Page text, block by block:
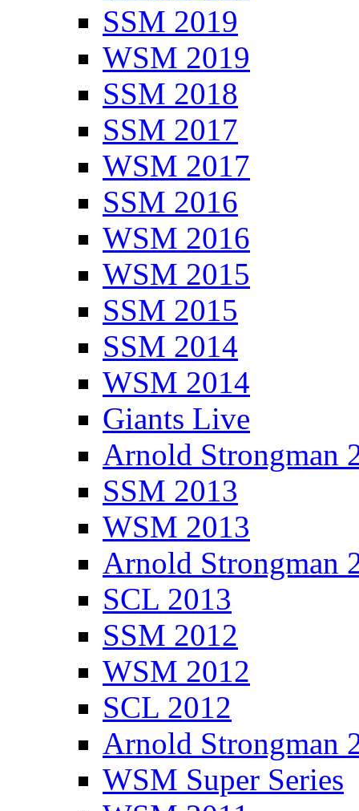
SSM 2019
WSM 2019
SSM 2018
SSM 2017
WSM 2017
SSM 2016
WSM 2016
WSM 2015
SSM 2015
SSM 2014
WSM 2014
Giants Live
Arnold Strongman
SSM 2013
WSM 2013
Arnold Strongman
SCL 2013
SSM 2012
WSM 2012
SCL 2012
Arnold Strongman
WSM Super Series